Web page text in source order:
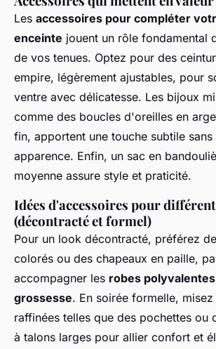
Les accessoires pour compléter
enceinte jouent un rôle fondamental
de vos tenues. Optez pour des
empire, légèrement ajustables, pour
ventre avec délicatesse. Les bijoux
comme des boucles d'oreilles en
fin, apportent une touche subtile
apparence. Enfin, un sac en
moyenne assure style et praticité.
Idées d'accessoires pour
(décontracté et formel)
Pour un look décontracté, préférez
colorés ou des chapeaux en paille,
accompagner les robes
grossesse. En soirée formelle,
raffinées telles que des pochettes ou
à talons larges pour allier confort et